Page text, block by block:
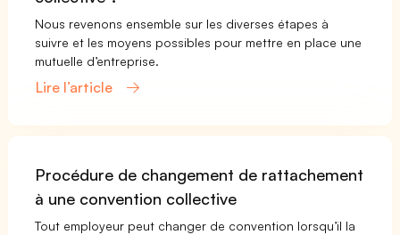
Nous revenons ensemble sur les diverses étapes à
suivre et les moyens possibles pour mettre en place une
mutuelle d’entreprise.
Lire l’article
Procédure de changement de rattachement
à une convention collective
Tout employeur peut changer de convention lorsqu’il la